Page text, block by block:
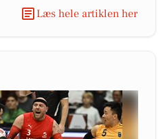
Læs hele artiklen her